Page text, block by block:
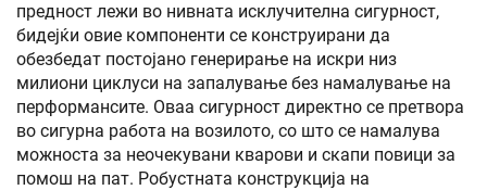
предност лежи во нивната исклучителна сигурност,
бидејќи овие компоненти се конструирани да
обезбедат постојано генерирање на искри низ
милиони циклуси на запалување без намалување на
перформансите. Оваа сигурност директно се претвора
во сигурна работа на возилото, со што се намалува
можноста за неочекувани кварови и скапи повици за
помош на пат. Робустната конструкција на